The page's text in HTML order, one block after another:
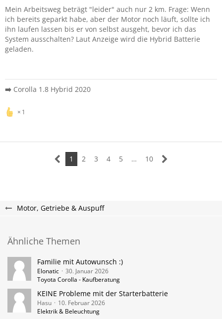
Mein Arbeitsweg beträgt "leider" auch nur 2 km. Frage: Wenn
ich bereits geparkt habe, aber der Motor noch läuft, sollte ich
ihn laufen lassen bis er von selbst ausgeht, bevor ich das
System ausschalten? Laut Anzeige wird die Hybrid Batterie
geladen.
➡️ Corolla 1.8 Hybrid 2020
1
1 2 3 4 5 … 10
Motor, Getriebe & Auspuff
Ähnliche Themen
Familie mit Autowunsch :)
Elonatic
30. Januar 2026
Toyota Corolla - Kaufberatung
KEINE Probleme mit der Starterbatterie
Hasu
10. Februar 2026
Elektrik & Beleuchtung